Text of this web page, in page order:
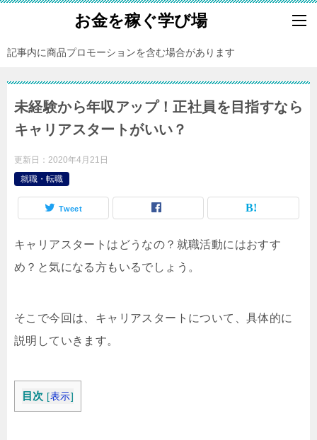
お金を稼ぐ学び場
記事内に商品プロモーションを含む場合があります
未経験から年収アップ！正社員を目指すなら
キャリアスタートがいい？
更新日： 2020年4月21日
就職・転職
Tweet
キャリアスタートはどうなの？就職活動にはおすす
め？と気になる方もいるでしょう。
そこで今回は、キャリアスタートについて、具体的に
説明していきます。
目次 [表示]